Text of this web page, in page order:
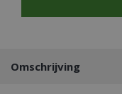
Omschrijving